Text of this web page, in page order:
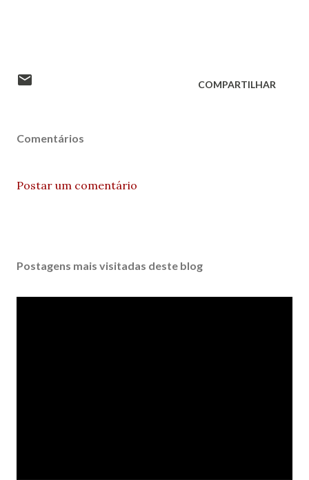
COMPARTILHAR
Comentários
Postar um comentário
Postagens mais visitadas deste blog